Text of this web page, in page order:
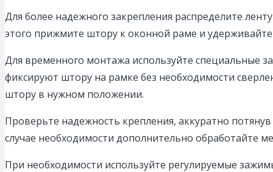
Для более надежного закрепления распределите
этого прижмите штору к оконной раме и
Для временного монтажа используйте специальные
фиксируют штору на рамке без необходимости
штору в нужном положении.
Проверьте надежность крепления, аккуратно
случае необходимости дополнительно обработайте
При необходимости используйте регулируемые